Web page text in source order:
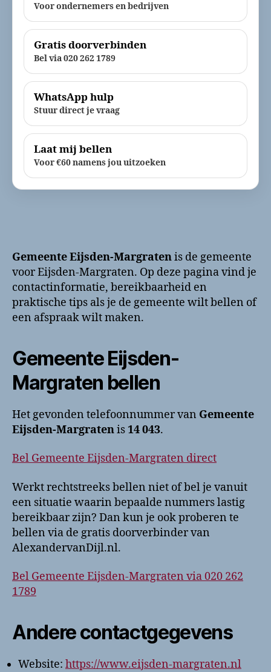
Voor ondernemers en bedrijven
Gratis doorverbinden
Bel via 020 262 1789
WhatsApp hulp
Stuur direct je vraag
Laat mij bellen
Voor €60 namens jou uitzoeken
Gemeente Eijsden-Margratenis de gemeente
voor Eijsden-Margraten. Op deze pagina vind je
contactinformatie, bereikbaarheid en
praktische tips als je de gemeente wilt bellen of
een afspraak wilt maken.
Gemeente Eijsden-
Margraten bellen
Het gevonden telefoonnummer van Gemeente
Eijsden-Margratenis14 043.
Bel Gemeente Eijsden-Margraten direct
Werkt rechtstreeks bellen niet of bel je vanuit
een situatie waarin bepaalde nummers lastig
bereikbaar zijn? Dan kun je ook proberen te
bellen via de gratis doorverbinder van
AlexandervanDijl.nl.
Bel Gemeente Eijsden-Margraten via 020 262
1789
Andere contactgegevens
Website: https://www.eijsden-margraten.nl